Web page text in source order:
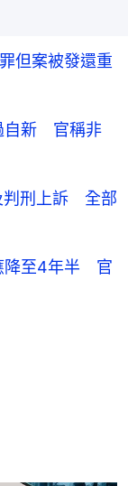
但案被發還重
自新 官稱非
判刑上訴 全部
降至4年半 官